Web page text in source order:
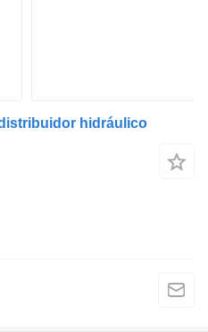
distribuidor hidráulico